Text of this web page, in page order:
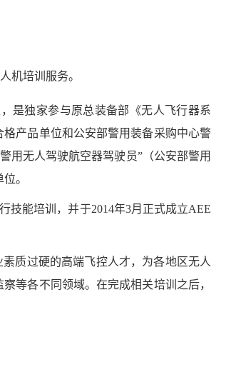
机培训服务。
是独家参与原总装备部《无人飞行器系
产品单位和公安部警用装备采购中心警
用无人驾驶航空器驾驶员”（公安部警用
。
技能培训，并于2014年3月正式成立AEE
质过硬的高端飞控人才，为各地区无人
等各不同领域。在完成相关培训之后，